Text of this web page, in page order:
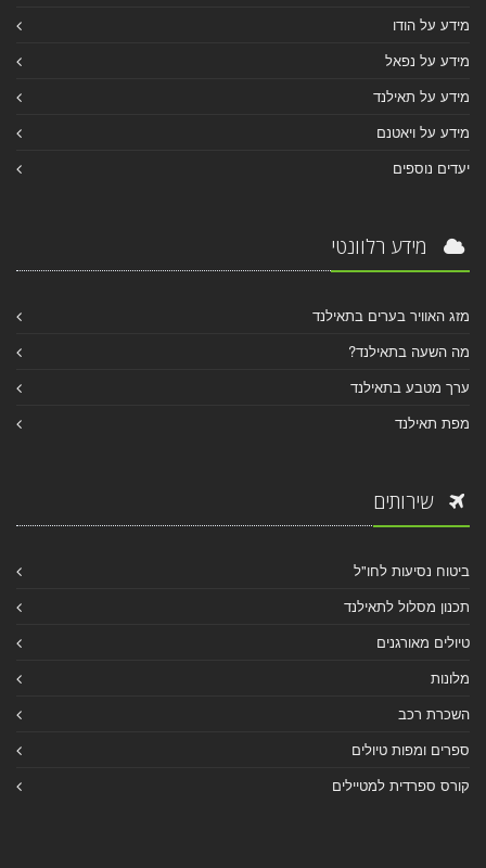
מידע על הודו
מידע על נפאל
מידע על תאילנד
מידע על ויאטנם
יעדים נוספים
מידע רלוונטי
מזג האוויר בערים בתאילנד
מה השעה בתאילנד?
ערך מטבע בתאילנד
מפת תאילנד
שירותים
ביטוח נסיעות לחו"ל
תכנון מסלול לתאילנד
טיולים מאורגנים
מלונות
השכרת רכב
ספרים ומפות טיולים
קורס ספרדית למטיילים